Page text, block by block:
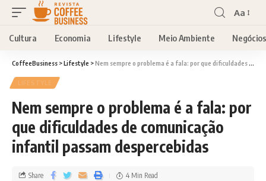
Aa
Cultura Economia Lifestyle Meio Ambiente Negócios
CoffeeBusiness >Lifestyle >Nem sempre o problema é a fala: por que dificuldades de comunicação infantil passam despercebidas
LIFESTYLE
Nem sempre o problema é a fala: por
que dificuldades de comunicação
infantil passam despercebidas
Share 4 Min Read